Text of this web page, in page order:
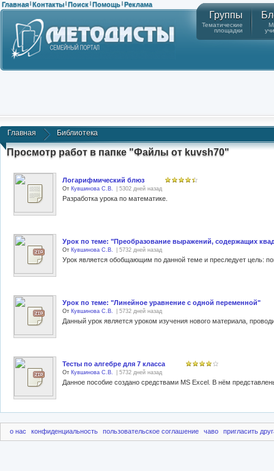
Главная | Контакты | Поиск | Помощь | Реклама
Группы
Тематические
площадки
Главная Библиотека
Просмотр работ в папке "Файлы от kuvsh70"
Логарифмический блюз
От Кувшинова С.В. | 5302 дней назад
Разработка урока по математике.
Урок по теме: "Преобразование выражений, содержащих
От Кувшинова С.В. | 5732 дней назад
Урок по теме: "Линейное уравнение с одной переменной"
От Кувшинова С.В. | 5732 дней назад
Тесты по алгебре для 7 класса
От Кувшинова С.В. | 5732 дней назад
о нас конфиденциальность пользовательское соглашение чаво пригласить